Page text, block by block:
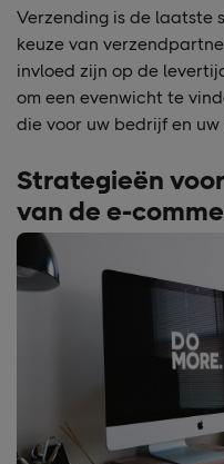
Verzending is de laatste
keuze van
invloed zijn op de
om een evenwicht te
die voor uw bedrijf en
Strategieën
van de e-